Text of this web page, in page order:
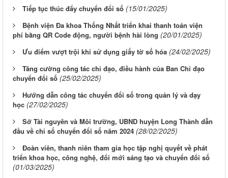
Tiếp tục thúc đẩy chuyển đổi số (15/01/2025)
Bệnh viện Đa khoa Thống Nhất triển khai thanh toán viện
phí bằng QR Code động, người bệnh hài lòng (20/01/2025)
Ưu điểm vượt trội khi sử dụng giấy tờ số hóa (24/02/2025)
Tăng cường công tác chỉ đạo, điều hành của Ban Chỉ đạo
chuyển đổi số (25/02/2025)
Hướng dẫn công tác chuyển đổi số trong quản lý và dạy
học (27/02/2025)
Sở Tài nguyên và Môi trường, UBND huyện Long Thành dẫn
đầu về chỉ số chuyển đổi số năm 2024 (28/02/2025)
Đoàn viên, thanh niên tham gia học tập nghị quyết về phát
triển khoa học, công nghệ, đổi mới sáng tạo và chuyển đổi số
(01/03/2025)